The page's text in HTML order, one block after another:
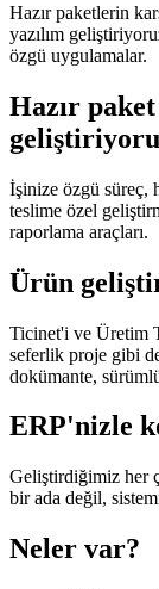
Hazır paketlerin
yazılım
özgü uygulamalar.
Hazır
İşinize özgü süreç,
teslime özel
raporlama araçları.
Ürün
Ticinet'i ve Üretim
seferlik proje gibi
dokümante,
ERP'nizle
Geliştirdiğimiz her
bir ada değil,
Neler var?